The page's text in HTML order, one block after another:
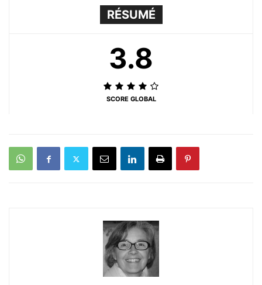
RÉSUMÉ
3.8
SCORE GLOBAL